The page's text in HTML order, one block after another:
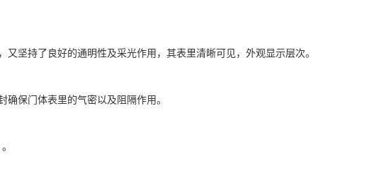
坚持了良好的通明性及采光作用，其表里清晰可见，外观显示层次。
保门体表里的气密以及阻隔作用。